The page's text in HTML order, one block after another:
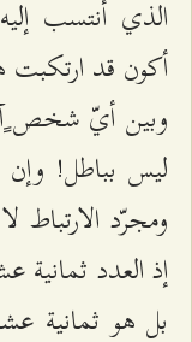
الذي أنتسب
أكون قد ارتكبت
وبين أيّ شخص
ليس بباطل!
ومجرّد الارتباط
إذ العدد
بل هو ثمانية